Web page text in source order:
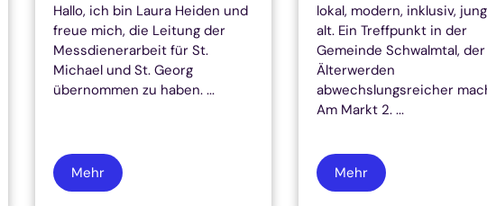
Hallo, ich bin Laura Heiden und
freue mich, die Leitung der
Messdienerarbeit für St.
Michael und St. Georg
übernommen zu haben. ...
Mehr
lokal, modern, inklusiv,
alt. Ein Treffpunkt in der
Gemeinde Schwalmtal,
Älterwerden
abwechslungsreicher
Am Markt 2. ...
Mehr